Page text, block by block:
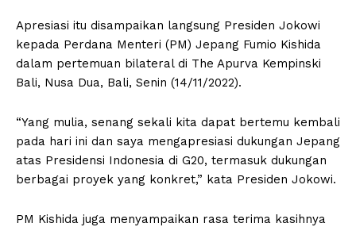
Apresiasi itu disampaikan langsung Presiden Jokowi
kepada Perdana Menteri (PM) Jepang Fumio Kishida
dalam pertemuan bilateral di The Apurva Kempinski
Bali, Nusa Dua, Bali, Senin (14/11/2022).
“Yang mulia, senang sekali kita dapat bertemu kembali
pada hari ini dan saya mengapresiasi dukungan Jepang
atas Presidensi Indonesia di G20, termasuk dukungan
berbagai proyek yang konkret,” kata Presiden Jokowi.
PM Kishida juga menyampaikan rasa terima kasihnya